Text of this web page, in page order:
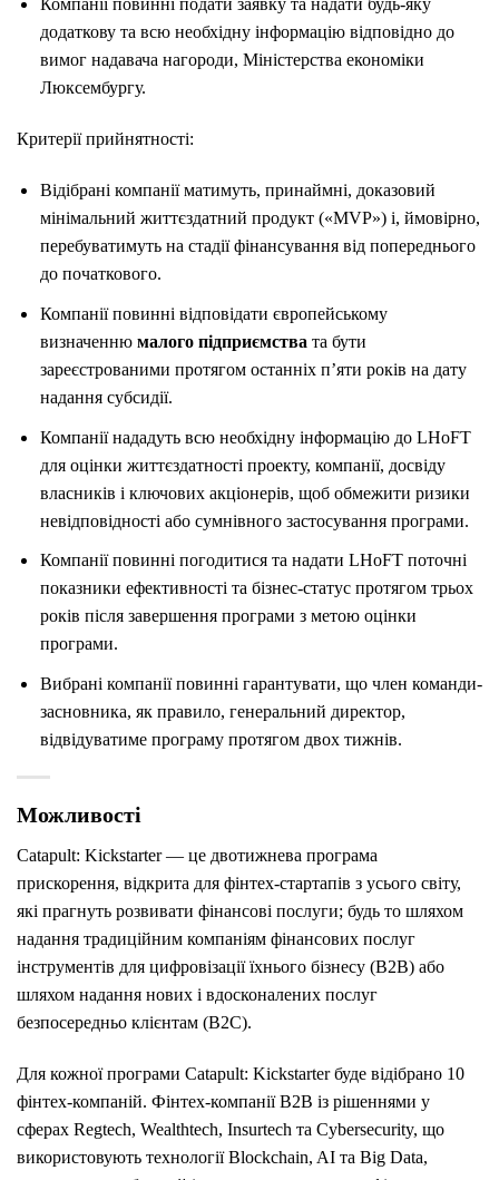
додаткову та всю необхідну інформацію відповідно до
вимог надавача нагороди, Міністерства економіки
Люксембургу.
Критерії прийнятності:
Відібрані компанії матимуть, принаймні, доказовий
мінімальний життєздатний продукт («MVP») і, ймовірно,
перебуватимуть на стадії фінансування від попереднього
до початкового.
Компанії повинні відповідати європейському
визначенню малого підприємства та бути
зареєстрованими протягом останніх п’яти років на дату
надання субсидії.
Компанії нададуть всю необхідну інформацію до LHoFT
для оцінки життєздатності проекту, компанії, досвіду
власників і ключових акціонерів, щоб обмежити ризики
невідповідності або сумнівного застосування програми.
Компанії повинні погодитися та надати LHoFT поточні
показники ефективності та бізнес-статус протягом трьох
років після завершення програми з метою оцінки
програми.
Вибрані компанії повинні гарантувати, що член команди-
засновника, як правило, генеральний директор,
відвідуватиме програму протягом двох тижнів.
Можливості
Catapult: Kickstarter — це двотижнева програма
прискорення, відкрита для фінтех-стартапів з усього світу,
які прагнуть розвивати фінансові послуги; будь то шляхом
надання традиційним компаніям фінансових послуг
інструментів для цифровізації їхнього бізнесу (B2B) або
шляхом надання нових і вдосконалених послуг
безпосередньо клієнтам (B2C).
Для кожної програми Catapult: Kickstarter буде відібрано 10
фінтех-компаній. Фінтех-компанії B2B із рішеннями у
сферах Regtech, Wealthtech, Insurtech та Cybersecurity, що
використовують технології Blockchain, AI та Big Data,